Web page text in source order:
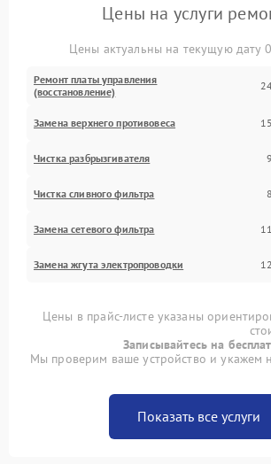
Цены на услуги
Цены актуальны на текущую дату
Ремонт платы управления
(восстановление)
Замена верхнего противовеса
Чистка разбрызгивателя
Чистка сливного фильтра
Замена сетевого фильтра
Замена жгута электропроводки
Цены в прайс-листе указаны
Записывайтесь на
Мы проверим ваше устройство и укажем
Показать все услуги